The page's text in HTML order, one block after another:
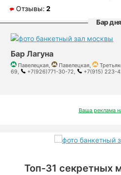
Отзывы: 2
Бар дня
Бар Лагуна
Павелецкая, Павелецкая,
69,
+7(926)771-30-72, +7(915) 223-
Ваша реклама
Топ-31 секретных